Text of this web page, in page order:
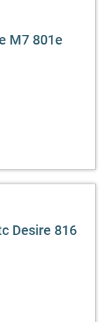
M7 801e
Desire 816